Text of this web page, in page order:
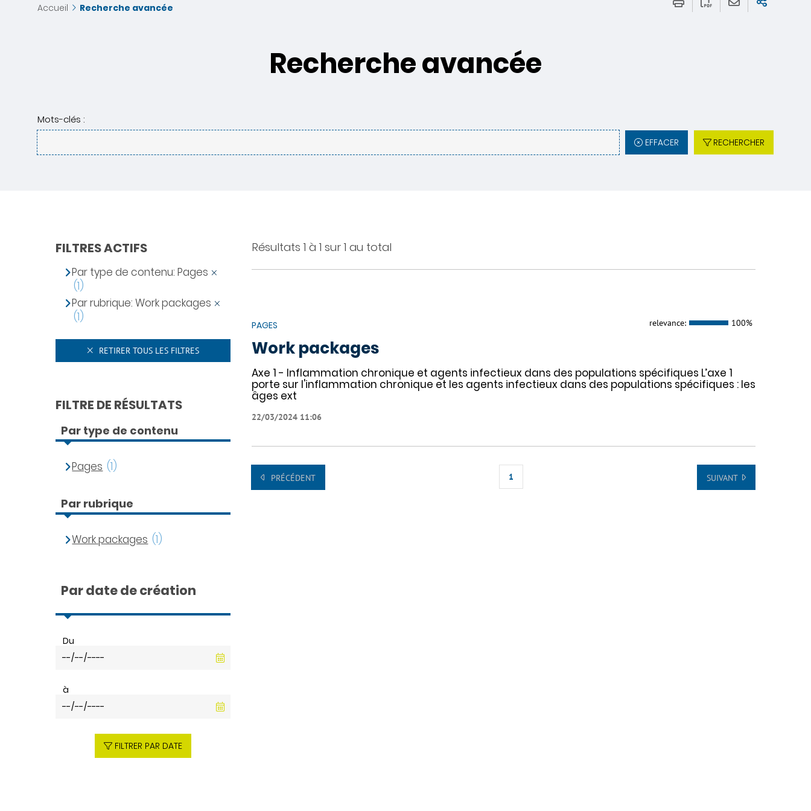
Accueil Recherche avancée
Recherche avancée
Mots-clés :
EFFACER RECHERCHER
Résultats 1 à 1 sur 1 au total
PAGES relevance: 100%
Work packages
Axe 1 - Inflammation chronique et agents infectieux dans des populations spécifiques L’axe 1
porte sur l'inflammation chronique et les agents infectieux dans des populations spécifiques : les
âges ext
22/03/2024 11:06
PRÉCÉDENT 1 SUIVANT
FILTRES ACTIFS
Par type de contenu: Pages
(1)
Par rubrique: Work packages
(1)
RETIRER TOUS LES FILTRES
FILTRE DE RÉSULTATS
Par type de contenu
Pages (1)
Par rubrique
Work packages (1)
Par date de création
Du
à
FILTRER PAR DATE